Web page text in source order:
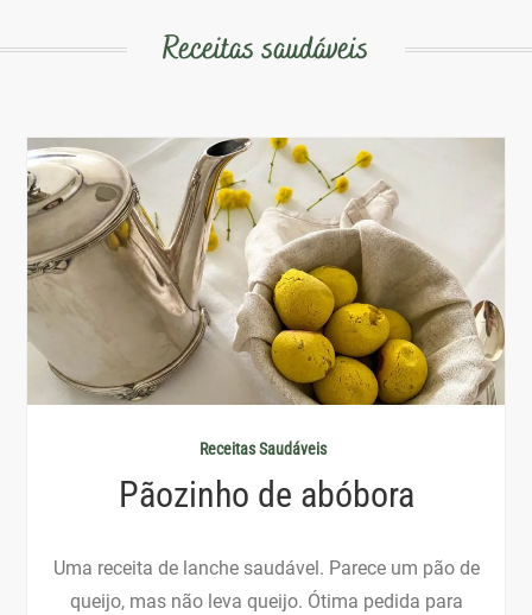
Receitas saudáveis
Receitas Saudáveis
Pãozinho de abóbora
Uma receita de lanche saudável. Parece um pão de
queijo, mas não leva queijo. Ótima pedida para